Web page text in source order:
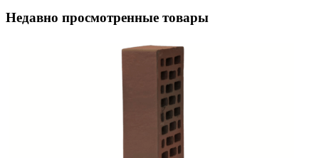
Недавно просмотренные товары